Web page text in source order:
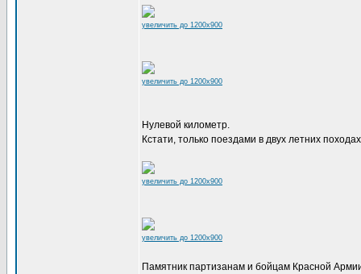
увеличить до 1200x900
увеличить до 1200x900
Нулевой километр.
Кстати, только поездами в двух летних
увеличить до 1200x900
увеличить до 1200x900
Памятник партизанам и бойцам Красной